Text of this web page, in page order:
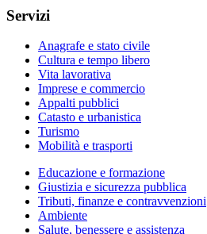
Servizi
Anagrafe e stato civile
Cultura e tempo libero
Vita lavorativa
Imprese e commercio
Appalti pubblici
Catasto e urbanistica
Turismo
Mobilità e trasporti
Educazione e formazione
Giustizia e sicurezza pubblica
Tributi, finanze e contravvenzioni
Ambiente
Salute, benessere e assistenza